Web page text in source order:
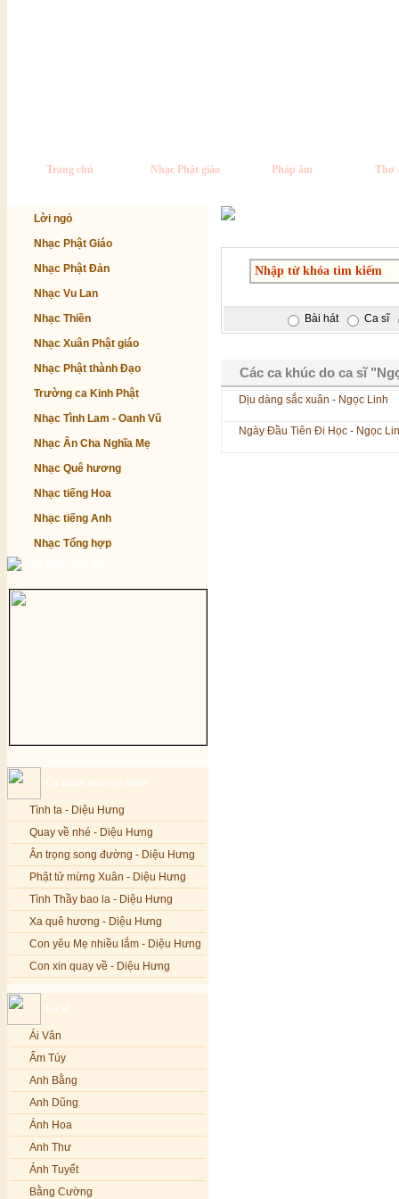
Trang chủ Nhạc Phật giáo Pháp âm Thơ
Lời ngỏ
Nhạc Phật Giáo
Nhạc Phật Đản
Nhạc Vu Lan
Nhạc Thiền
Nhạc Xuân Phật giáo
Nhạc Phật thành Đạo
Trường ca Kinh Phật
Nhạc Tình Lam - Oanh Vũ
Nhạc Ân Cha Nghĩa Mẹ
Nhạc Quê hương
Nhạc tiếng Hoa
Nhạc tiếng Anh
Nhạc Tổng hợp
Ca khúc mới cập nhật
Tình ta - Diệu Hưng
Quay về nhé - Diệu Hưng
Ân trọng song đường - Diệu Hưng
Phật tử mừng Xuân - Diệu Hưng
Tình Thầy bao la - Diệu Hưng
Xa quê hương - Diệu Hưng
Con yêu Mẹ nhiều lắm - Diệu Hưng
Con xin quay về - Diệu Hưng
Nếu xa Phật - Diệu Hưng
Tình Lam - Kim Khánh & Hoàng
Vĩnh
Xin cho con niềm tin - Kim Linh
Quán Âm Mẹ hiền - Kim Linh
Nhạc niệm Nam Mô A Di Đà Phật -
Kim Linh
Mẹ Từ Bi - Kim Linh
12 Lời nguyện của Bồ tát Quán Thế
Âm - Kim Linh
Ca sĩ
Ái Vân
Ẩm Túy
Anh Bằng
Anh Dũng
Ánh Hoa
Anh Thư
Ánh Tuyết
Bằng Cường
Bài hát Ca sĩ
Các ca khúc do ca sĩ
Dịu dàng sắc xuân - Ngọc Linh
Ngày Đầu Tiên Đi Học - Ngọc